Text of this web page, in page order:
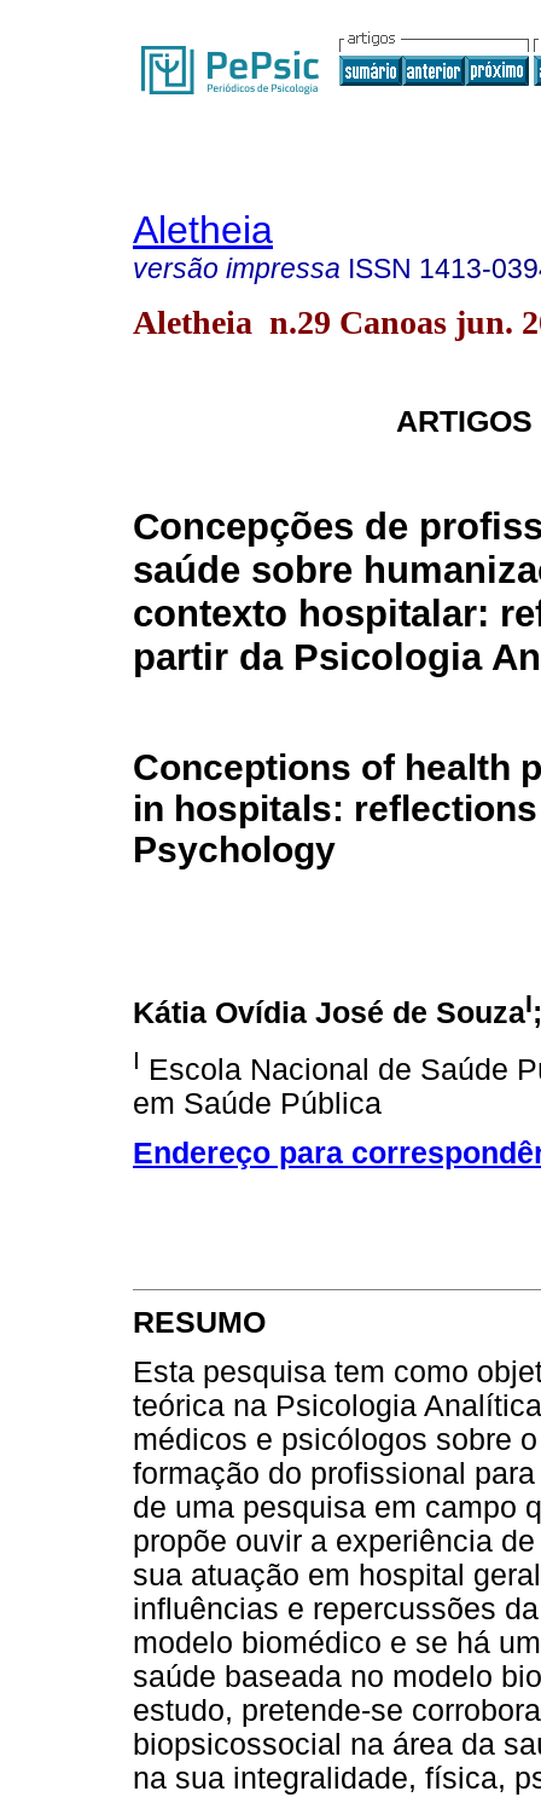
Aletheia
versão impressa ISSN 1413-
Aletheia n.29 Canoas jun.
Concepções de
saúde sobre
contexto hospitalar:
partir da Psicologia
Conceptions of health
in hospitals:
Psychology
Kátia Ovídia José de SouzaI
I Escola Nacional de Saúde
em Saúde Pública
Endereço para
RESUMO
Esta pesquisa tem como
teórica na Psicologia
médicos e psicólogos sobre
formação do profissional
de uma pesquisa em campo
propõe ouvir a experiência
sua atuação em hospital
influências e repercussões
modelo biomédico e se há
saúde baseada no modelo
estudo, pretende-se
biopsicossocial na área da
na sua integralidade, física,